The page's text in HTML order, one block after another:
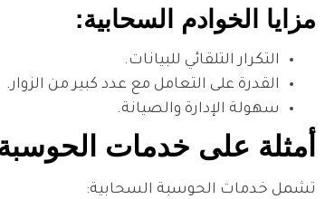
مزايا الخوادم السحابية:
التكرار التلقائي للبيانات.
القدرة على التعامل مع عدد كبير من الزوار.
سهولة الإدارة والصيانة.
أمثلة على خدمات
تشمل خدمات الحوسبة السحابية: